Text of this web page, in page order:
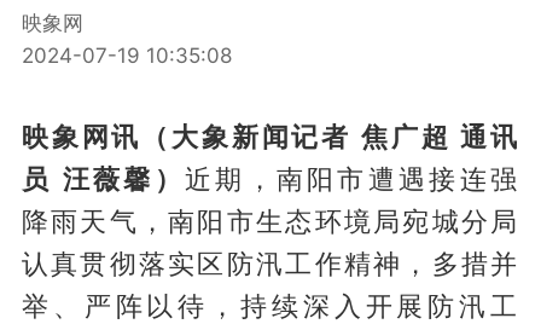
映象网
2024-07-19 10:35:08
映象网讯（大象新闻记者 焦广超 通讯
员 汪薇馨） 近期，南阳市遭遇接连强
降雨天气，南阳市生态环境局宛城分局
认真贯彻落实区防汛工作精神，多措并
举、严阵以待，持续深入开展防汛工